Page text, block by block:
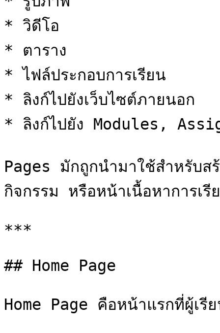
* วิดีโอ
* ตาราง
* ไฟล์ประกอบการเรียน
* ลิงก์ไปยังเว็บไซต์ภายนอก
* ลิงก์ไปยัง Modules,
Pages มักถูกนำมาใช้สำหรับ
กิจกรรม หรือหน้าเนื้อหาการเรี
***
## Home Page
Home Page คือหน้าแรกที่ผู้เรี